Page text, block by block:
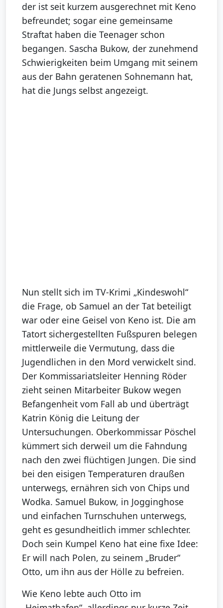
der ist seit kurzem ausgerechnet mit Keno
befreundet; sogar eine gemeinsame
Straftat haben die Teenager schon
begangen. Sascha Bukow, der zunehmend
Schwierigkeiten beim Umgang mit seinem
aus der Bahn geratenen Sohnemann hat,
hat die Jungs selbst angezeigt.
Nun stellt sich im TV-Krimi „Kindeswohl“
die Frage, ob Samuel an der Tat beteiligt
war oder eine Geisel von Keno ist. Die am
Tatort sichergestellten Fußspuren belegen
mittlerweile die Vermutung, dass die
Jugendlichen in den Mord verwickelt sind.
Der Kommissariatsleiter Henning Röder
zieht seinen Mitarbeiter Bukow wegen
Befangenheit vom Fall ab und überträgt
Katrin König die Leitung der
Untersuchungen. Oberkommissar Pöschel
kümmert sich derweil um die Fahndung
nach den zwei flüchtigen Jungen. Die sind
bei den eisigen Temperaturen draußen
unterwegs, ernähren sich von Chips und
Wodka. Samuel Bukow, in Jogginghose
und einfachen Turnschuhen unterwegs,
geht es gesundheitlich immer schlechter.
Doch sein Kumpel Keno hat eine fixe Idee:
Er will nach Polen, zu seinem „Bruder“
Otto, um ihn aus der Hölle zu befreien.
Wie Keno lebte auch Otto im